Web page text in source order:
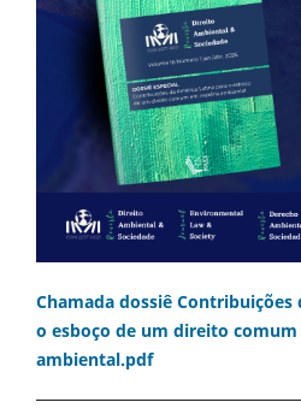
Chamada dossiê
o esboço de um direito
ambiental.pdf